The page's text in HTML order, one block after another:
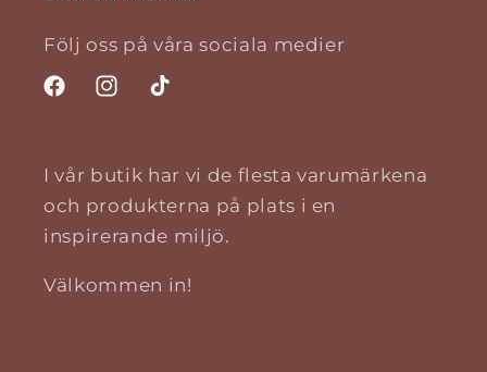
Följ oss på våra sociala medier
FacebookInstagramTikTok
I vår butik har vi de flesta varumärkena
och produkterna på plats i en
inspirerande miljö.
Välkommen in!